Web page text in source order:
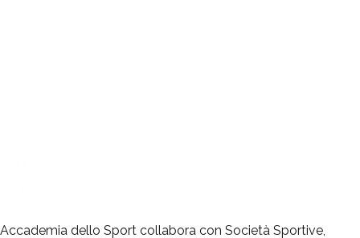
Accademia dello Sport collabora con Società Sportive,